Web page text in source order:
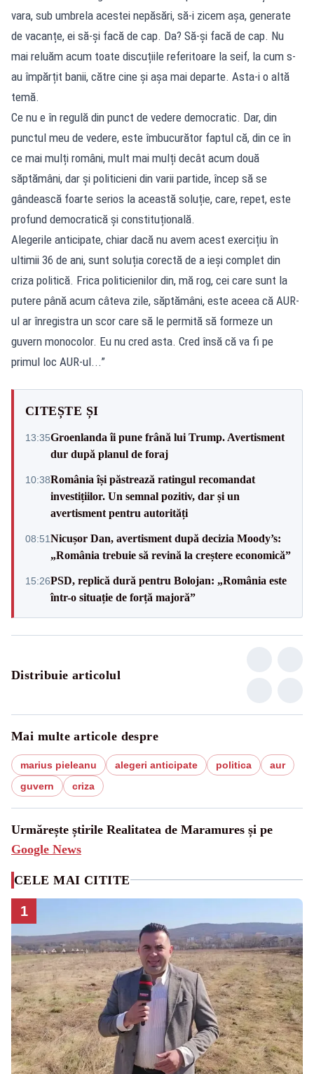
vara, sub umbrela acestei nepăsări, să-i zicem așa, generate
de vacanțe, ei să-și facă de cap. Da? Să-și facă de cap. Nu
mai reluăm acum toate discuțiile referitoare la seif, la cum s-
au împărțit banii, către cine și așa mai departe. Asta-i o altă
temă.
Ce nu e în regulă din punct de vedere democratic. Dar, din
punctul meu de vedere, este îmbucurător faptul că, din ce în
ce mai mulți români, mult mai mulți decât acum două
săptămâni, dar și politicieni din varii partide, încep să se
gândească foarte serios la această soluție, care, repet, este
profund democratică și constituțională.
Alegerile anticipate, chiar dacă nu avem acest exercițiu în
ultimii 36 de ani, sunt soluția corectă de a ieși complet din
criza politică. Frica politicienilor din, mă rog, cei care sunt la
putere până acum câteva zile, săptămâni, este aceea că AUR-
ul ar înregistra un scor care să le permită să formeze un
guvern monocolor. Eu nu cred asta. Cred însă că va fi pe
primul loc AUR-ul...”
CITEȘTE ȘI
13:35Groenlanda îi pune frână lui Trump. Avertisment
dur după planul de foraj
10:38România își păstrează ratingul recomandat
investițiilor. Un semnal pozitiv, dar și un
avertisment pentru autorități
08:51Nicușor Dan, avertisment după decizia Moody’s:
„România trebuie să revină la creștere economică”
15:26PSD, replică dură pentru Bolojan: „România este
într-o situație de forță majoră”
Distribuie articolul
Mai multe articole despre
marius pieleanu alegeri anticipate politica
aur
guvern
criza
Urmărește știrile Realitatea de Maramures și pe
Google News
CELE MAI CITITE
1